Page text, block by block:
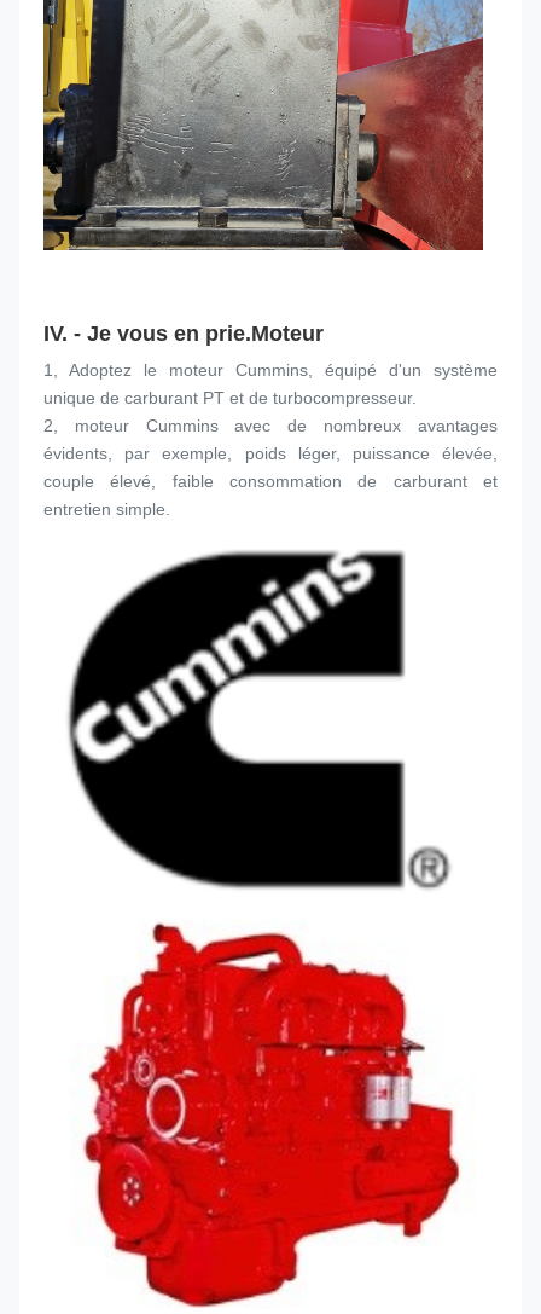
IV. - Je vous en prie.Moteur
1, Adoptez le moteur Cummins, équipé d'un système
unique de carburant PT et de turbocompresseur.
2, moteur Cummins avec de nombreux avantages
évidents, par exemple, poids léger, puissance élevée,
couple élevé, faible consommation de carburant et
entretien simple.